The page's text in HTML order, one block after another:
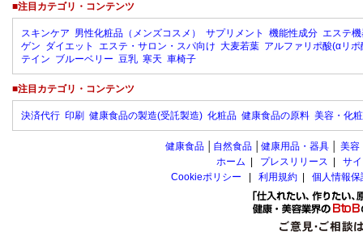
■注目カテゴリ・コンテンツ
スキンケア 男性化粧品（メンズコスメ） サプリメント 機能性成分 エステ
ゲン ダイエット エステ・サロン・スパ向け 大麦若葉 アルファリポ酸(αリポ
テイン ブルーベリー 豆乳 寒天 車椅子
■注目カテゴリ・コンテンツ
決済代行 印刷 健康食品の製造(受託製造) 化粧品 健康食品の原料 美容・化
健康食品 自然食品 健康用品・器具 美容
ホーム
プレスリリース
サ
Cookieポリシー
利用規約 個人情報